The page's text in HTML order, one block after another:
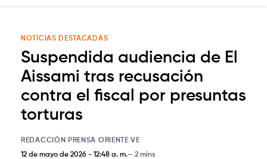
NOTICIAS DESTACADAS
Suspendida audiencia de El
Aissami tras recusación
contra el fiscal por presuntas
torturas
REDACCIÓN PRENSA ORIENTE VE
12 de mayo de 2026 - 12:48 a. m. 2 mins